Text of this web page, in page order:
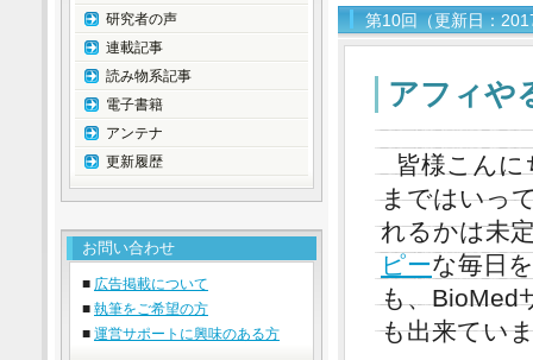
第10回（更新日：
アフィや
皆様こん
まではいっ
れるかは未
ピーな毎日
も、BioMed
も出来てい
研究者の声
連載記事
読み物系記事
電子書籍
アンテナ
更新履歴
お問い合わせ
■ 広告掲載について
■ 執筆をご希望の方
■ 運営サポートに興味のある方